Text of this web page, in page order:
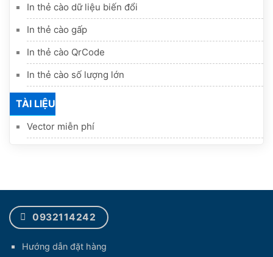
In thẻ cào dữ liệu biến đổi
In thẻ cào gấp
In thẻ cào QrCode
In thẻ cào số lượng lớn
TÀI LIỆU
Vector miễn phí
0932114242
Hướng dẫn đặt hàng